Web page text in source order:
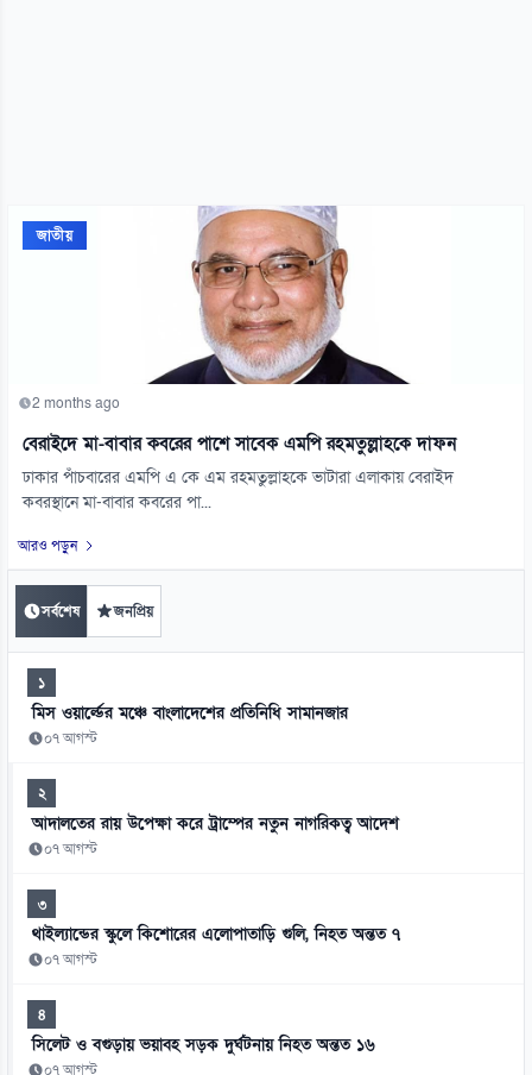
জাতীয়
2 months ago
বেরাইদে মা-বাবার কবরের পাশে সাবেক এমপি রহমতুল্লাহকে দাফন
ঢাকার পাঁচবারের এমপি এ কে এম রহমতুল্লাহকে ভাটারা এলাকায় বেরাইদ
কবরস্থানে মা-বাবার কবরের পা...
আরও পড়ুন
সর্বশেষ জনপ্রিয়
১
মিস ওয়ার্ল্ডের মঞ্চে বাংলাদেশের প্রতিনিধি সামানজার
০৭ আগস্ট
২
আদালতের রায় উপেক্ষা করে ট্রাম্পের নতুন নাগরিকত্ব আদেশ
০৭ আগস্ট
৩
থাইল্যান্ডের স্কুলে কিশোরের এলোপাতাড়ি গুলি, নিহত অন্তত ৭
০৭ আগস্ট
৪
সিলেট ও বগুড়ায় ভয়াবহ সড়ক দুর্ঘটনায় নিহত অন্তত ১৬
০৭ আগস্ট